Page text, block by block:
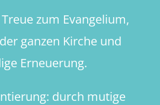
zum Evangelium,
ganzen Kirche und
Erneuerung.
durch mutige